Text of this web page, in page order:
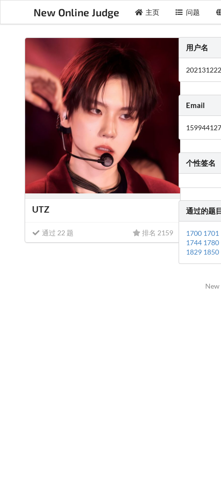
New Online Judge 主页 问题
UTZ
通过 22 题 排名 2159
用户名
Email
个性签名
通过的题
1700 1701
1744 1780
1829 1850